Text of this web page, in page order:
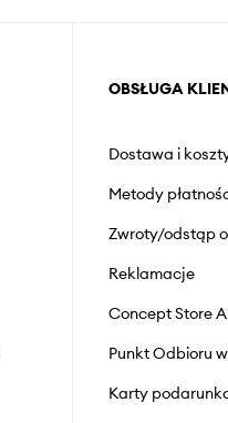
OBSŁUGA
Dostawa i
Metody
Zwroty/odstąp
Reklamacje
Concept Store
Punkt Odbioru
Karty